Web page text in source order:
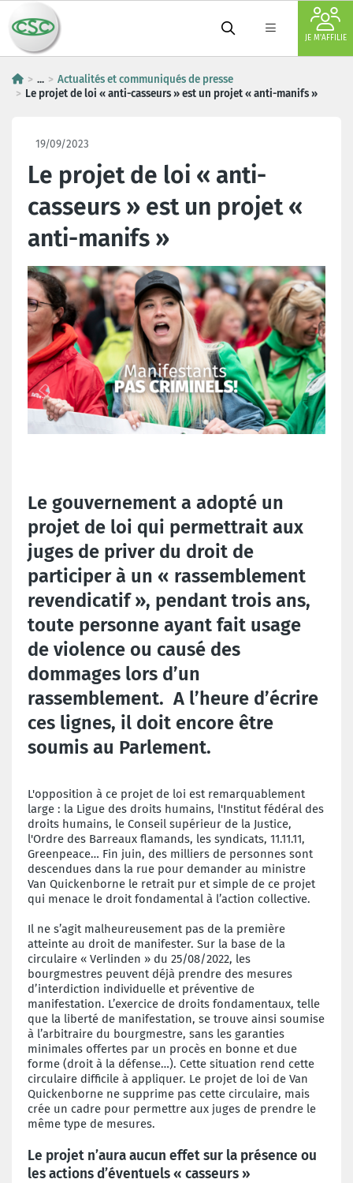
JE M'AFFILIE
...
Actualités et communiqués de presse
Le projet de loi « anti-casseurs » est un projet « anti-manifs »
19/09/2023
Le projet de loi « anti-
casseurs » est un projet «
anti-manifs »
Le gouvernement a adopté un
projet de loi qui permettrait aux
juges de priver du droit de
participer à un « rassemblement
revendicatif », pendant trois ans,
toute personne ayant fait usage
de violence ou causé des
dommages lors d’un
rassemblement. A l’heure d’écrire
ces lignes, il doit encore être
soumis au Parlement.
L'opposition à ce projet de loi est remarquablement
large : la Ligue des droits humains, l'Institut fédéral des
droits humains, le Conseil supérieur de la Justice,
l'Ordre des Barreaux flamands, les syndicats, 11.11.11,
Greenpeace… Fin juin, des milliers de personnes sont
descendues dans la rue pour demander au ministre
Van Quickenborne le retrait pur et simple de ce projet
qui menace le droit fondamental à l’action collective.
Il ne s’agit malheureusement pas de la première
atteinte au droit de manifester. Sur la base de la
circulaire « Verlinden » du 25/08/2022, les
bourgmestres peuvent déjà prendre des mesures
d’interdiction individuelle et préventive de
manifestation. L’exercice de droits fondamentaux, telle
que la liberté de manifestation, se trouve ainsi soumise
à l’arbitraire du bourgmestre, sans les garanties
minimales offertes par un procès en bonne et due
forme (droit à la défense…). Cette situation rend cette
circulaire difficile à appliquer. Le projet de loi de Van
Quickenborne ne supprime pas cette circulaire, mais
crée un cadre pour permettre aux juges de prendre le
même type de mesures.
Le projet n’aura aucun effet sur la présence ou
les actions d’éventuels« casseurs »